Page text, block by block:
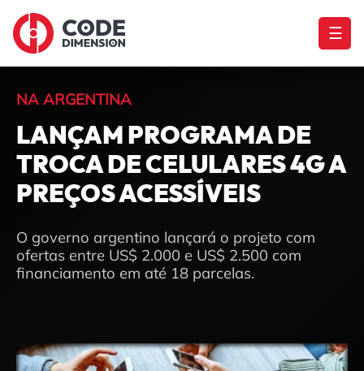
☰
NA ARGENTINA
LANÇAM PROGRAMA DE
TROCA DE CELULARES 4G A
PREÇOS ACESSÍVEIS
O governo argentino lançará o projeto com
ofertas entre US$ 2.000 e US$ 2.500 com
financiamento em até 18 parcelas.